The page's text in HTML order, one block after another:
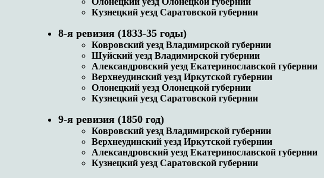
Кузнецкий уезд Саратовской губернии
8-я ревизия (1833-35 годы)
Ковровский уезд Владимирской губернии
Шуйский уезд Владимирской губернии
Александровский уезд Екатеринославской губернии
Верхнеудинский уезд Иркутской губернии
Олонецкий уезд Олонецкой губернии
Кузнецкий уезд Саратовской губернии
9-я ревизия (1850 год)
Ковровский уезд Владимирской губернии
Верхнеудинский уезд Иркутской губернии
Александровский уезд Екатеринославской губернии
Кузнецкий уезд Саратовской губернии